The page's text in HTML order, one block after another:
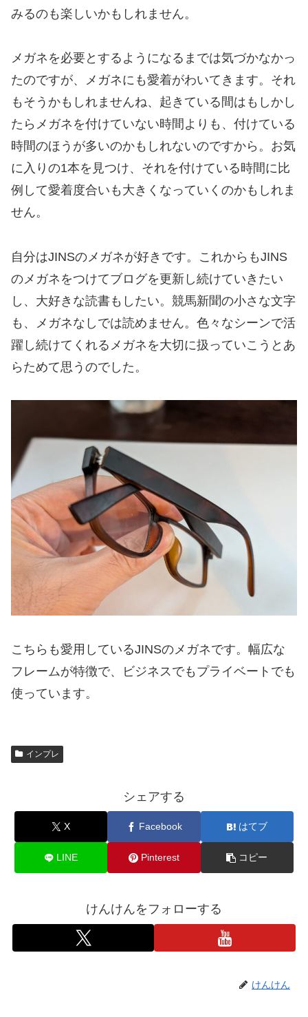
みるのも楽しいかもしれません。
メガネを必要とするようになるまでは気づかなかっ
たのですが、メガネにも愛着がわいてきます。それ
もそうかもしれませんね、起きている間はもしかし
たらメガネを付けていない時間よりも、付けている
時間のほうが多いのかもしれないのですから。お気
に入りの1本を見つけ、それを付けている時間に比
例して愛着度合いも大きくなっていくのかもしれま
せん。
自分はJINSのメガネが好きです。これからもJINS
のメガネをつけてブログを更新し続けていきたい
し、大好きな読書もしたい。競馬新聞の小さな文字
も、メガネなしでは読めません。色々なシーンで活
躍し続けてくれるメガネを大切に扱っていこうとあ
らためて思うのでした。
こちらも愛用しているJINSのメガネです。幅広な
フレームが特徴で、ビジネスでもプライベートでも
使っています。
インプレ
シェアする
X Facebook はてブ
LINE Pinterest コピー
けんけんをフォローする
けんけん